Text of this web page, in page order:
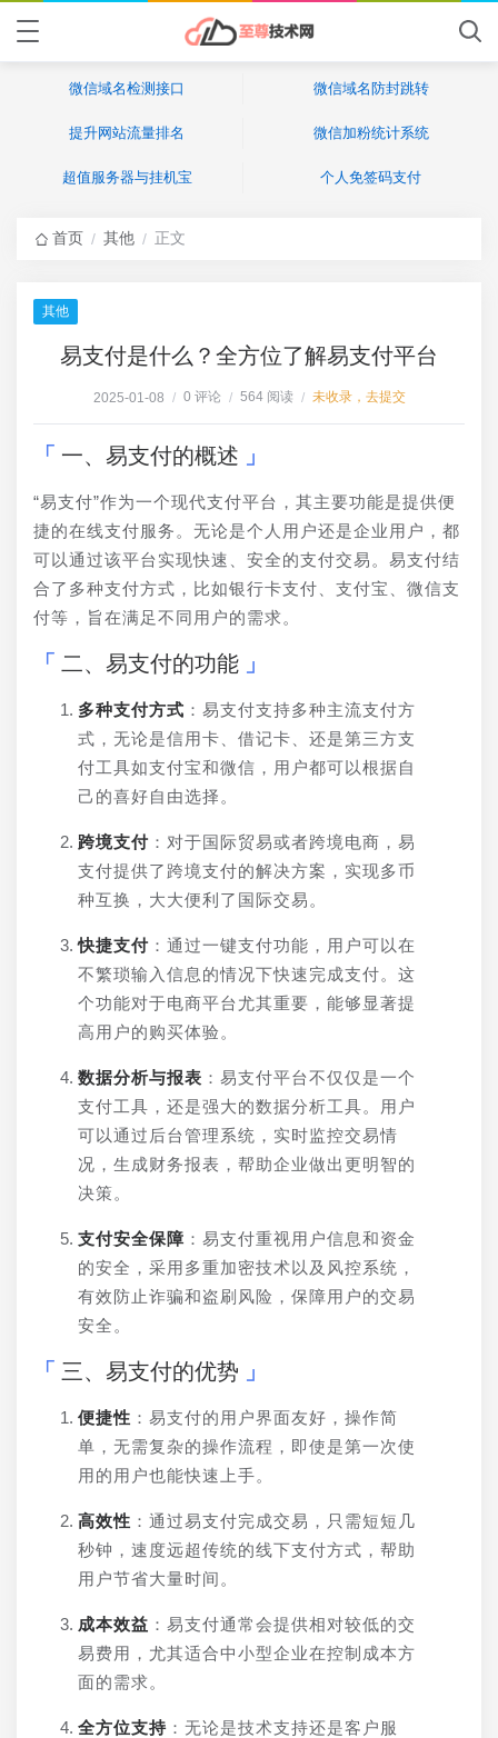
微信域名检测接口 微信域名防封跳转
提升网站流量排名 微信加粉统计系统
超值服务器与挂机宝 个人免签码支付
首页 / 其他 / 正文
其他
易支付是什么？全方位了解易支付平台
2025-01-08 / 0 评论 / 564 阅读 / 未收录，去提交
一、易支付的概述
“易支付”作为一个现代支付平台，其主要功能是提供便
捷的在线支付服务。无论是个人用户还是企业用户，都
可以通过该平台实现快速、安全的支付交易。易支付结
合了多种支付方式，比如银行卡支付、支付宝、微信支
付等，旨在满足不同用户的需求。
二、易支付的功能
多种支付方式 ：易支付支持多种主流支付方
式，无论是信用卡、借记卡、还是第三方支
付工具如支付宝和微信，用户都可以根据自
己的喜好自由选择。
跨境支付 ：对于国际贸易或者跨境电商，易
支付提供了跨境支付的解决方案，实现多币
种互换，大大便利了国际交易。
快捷支付 ：通过一键支付功能，用户可以在
不繁琐输入信息的情况下快速完成支付。这
个功能对于电商平台尤其重要，能够显著提
高用户的购买体验。
数据分析与报表 ：易支付平台不仅仅是一个
支付工具，还是强大的数据分析工具。用户
可以通过后台管理系统，实时监控交易情
况，生成财务报表，帮助企业做出更明智的
决策。
支付安全保障 ：易支付重视用户信息和资金
的安全，采用多重加密技术以及风控系统，
有效防止诈骗和盗刷风险，保障用户的交易
安全。
三、易支付的优势
便捷性 ：易支付的用户界面友好，操作简
单，无需复杂的操作流程，即使是第一次使
用的用户也能快速上手。
高效性 ：通过易支付完成交易，只需短短几
秒钟，速度远超传统的线下支付方式，帮助
用户节省大量时间。
成本效益 ：易支付通常会提供相对较低的交
易费用，尤其适合中小型企业在控制成本方
面的需求。
全方位支持 ：无论是技术支持还是客户服